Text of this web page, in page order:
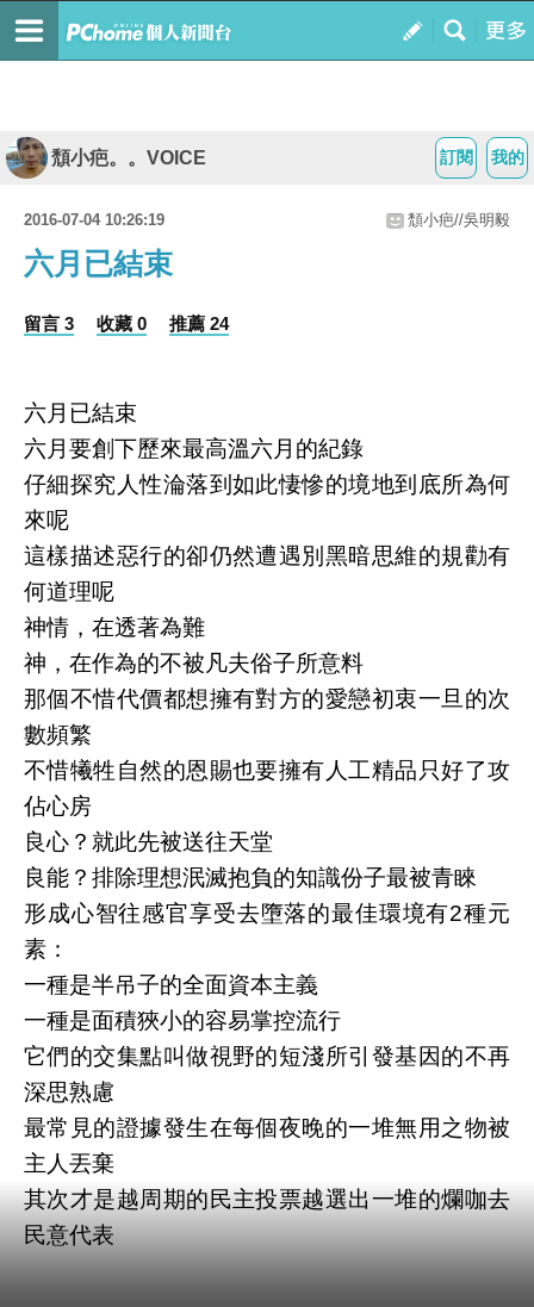
我的
訂閱
頹小疤。。VOICE
2016-07-04 10:26:19 頹小疤//吳明毅
六月已結束
留言 3 收藏 0 推薦 24
六月已結束
六月要創下歷來最高溫六月的紀錄
仔細探究人性淪落到如此悽慘的境地到底所為何
來呢
這樣描述惡行的卻仍然遭遇別黑暗思維的規勸有
何道理呢
神情，在透著為難
神，在作為的不被凡夫俗子所意料
那個不惜代價都想擁有對方的愛戀初衷一旦的次
數頻繁
不惜犧牲自然的恩賜也要擁有人工精品只好了攻
佔心房
良心？就此先被送往天堂
良能？排除理想泯滅抱負的知識份子最被青睞
形成心智往感官享受去墮落的最佳環境有2種元
素：
一種是半吊子的全面資本主義
一種是面積狹小的容易掌控流行
它們的交集點叫做視野的短淺所引發基因的不再
深思熟慮
最常見的證據發生在每個夜晚的一堆無用之物被
主人丟棄
其次才是越周期的民主投票越選出一堆的爛咖去
民意代表